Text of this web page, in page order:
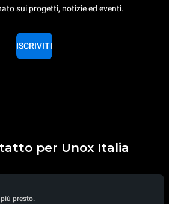
sui progetti, notizie ed eventi.
ISCRIVITI
per Unox Italia
presto.